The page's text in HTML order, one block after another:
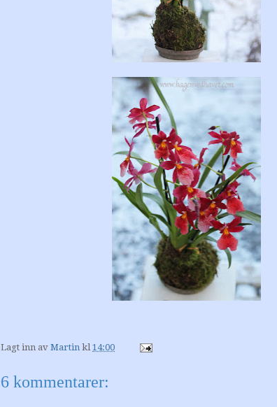
Lagt inn av Martin kl14:00
6 kommentarer: